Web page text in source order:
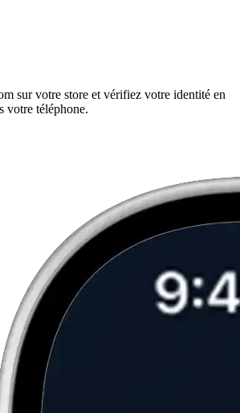
sur votre store et vérifiez votre identité en
votre téléphone.